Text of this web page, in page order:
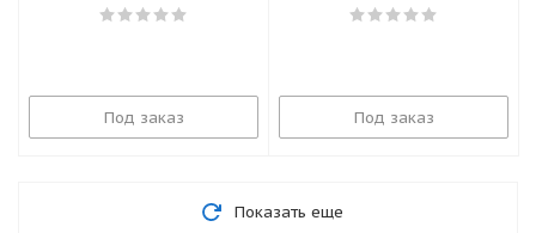
Под заказ Под заказ
Показать еще